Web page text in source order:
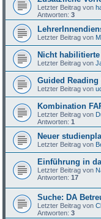
Letzter Beitrag von
Antworten:3
Letzter Beitrag von
Nicht
Letzter Beitrag von
Guided
Letzter Beitrag von
Kombination
Letzter Beitrag von
Antworten:1
Neuer
Letzter Beitrag von
Einführung in
Letzter Beitrag von
Antworten:17
Suche: DA
Letzter Beitrag von
Antworten:3